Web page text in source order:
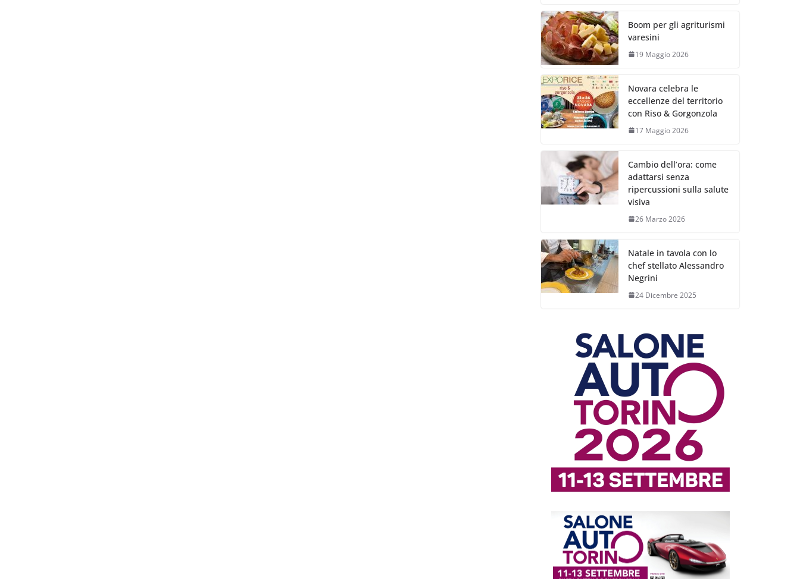
Boom per gli agriturismi
varesini
19 Maggio 2026
Novara celebra le
eccellenze del territorio
con Riso & Gorgonzola
17 Maggio 2026
Cambio dell’ora: come
adattarsi senza
ripercussioni sulla salute
visiva
26 Marzo 2026
Natale in tavola con lo
chef stellato Alessandro
Negrini
24 Dicembre 2025